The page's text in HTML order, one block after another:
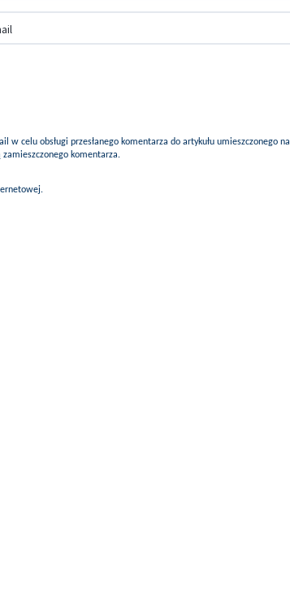
celu obsługi przesłanego komentarza do artykułu umieszczonego na
komentarza.